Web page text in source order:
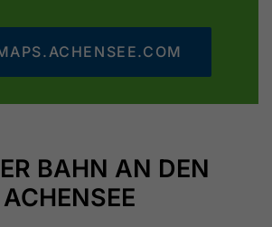
BAHN AN DEN
ACHENSEE